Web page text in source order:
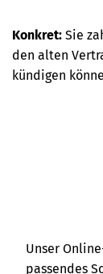
Konkret: Sie
den alten
kündigen
Unser
passendes